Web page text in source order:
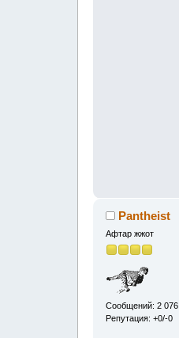
Pantheist
Афтар жжот
Сообщений: 2 076
Репутация: +0/-0